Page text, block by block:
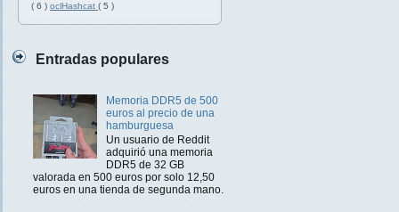
( 6 ) oclHashcat ( 5 )
Entradas populares
Memoria DDR5 de 500
euros al precio de una
hamburguesa
Un usuario de Reddit
adquirió una memoria
DDR5 de 32 GB
valorada en 500 euros por solo 12,50
euros en una tienda de segunda mano.